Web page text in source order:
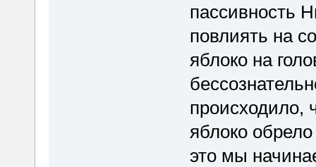
пассивность
повлиять на
яблоко на
происходило,
яблоко
это мы